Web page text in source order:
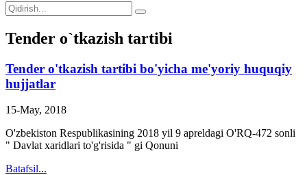
Tender o`tkazish tartibi
Tender o'tkazish tartibi bo'yicha me'yoriy huquqiy
hujjatlar
15-May, 2018
O'zbekiston Respublikasining 2018 yil 9 apreldagi O'RQ-472 sonli
" Davlat xaridlari to'g'risida " gi Qonuni
Batafsil...